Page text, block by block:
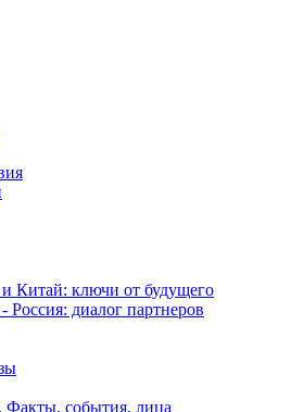
и Китай: ключи от будущего
Россия: диалог партнеров
Факты, события, лица